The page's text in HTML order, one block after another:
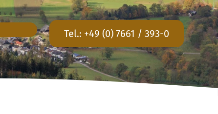
Tel.: +49 (0) 7661 / 393-0